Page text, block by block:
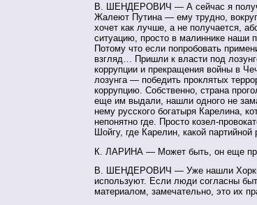
В. ШЕНДЕРОВИЧ — А сейчас я
Жалеют Путина — ему трудно,
хочет как лучше, а не получается,
ситуацию, просто в малиннике наши
Потому что если попробовать
взгляд… Пришли к власти под
коррупции и прекращения войны в
лозунга — победить проклятых
коррупцию. Собственно, страна
еще им выдали, нашли одного не
нему русского богатыря Карелина,
непонятно где. Просто козел-
Шойгу, где Карелин, какой партийной
К. ЛАРИНА — Может быть, он еще
В. ШЕНДЕРОВИЧ — Уже нашли
используют. Если люди согласны
материалом, замечательно, это их